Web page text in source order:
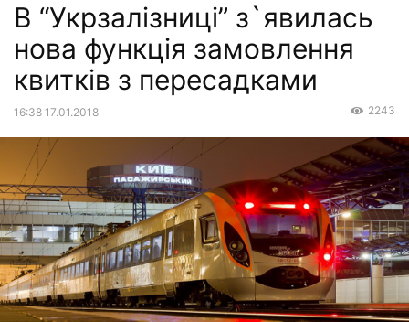
В “Укрзалізниці” з`явилась
нова функція замовлення
квитків з пересадками
16:38 17.01.2018 2243